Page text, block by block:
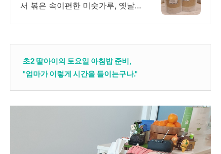
서 볶은 속이편한 미숫가루, 옛날
초2 딸아이의 토요일 아침밥 준비,
"엄마가 이렇게 시간을 들이는구나."